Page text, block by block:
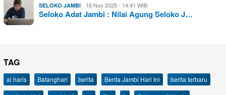
SELOKO JAMBI 16 Nov 2025 - 14:41 WIB
Seloko Adat Jambi : Nilai Agung Seloko J…
TAG
al haris Batanghari berita Berita Jambi Hari Ini
berita terbaru